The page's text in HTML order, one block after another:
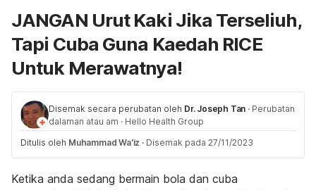
JANGAN Urut Kaki Jika Terseliuh,
Tapi Cuba Guna Kaedah RICE
Untuk Merawatnya!
Disemak secara perubatan oleh Dr. Joseph Tan · Perubatan
dalaman atau am · Hello Health Group
Ditulis oleh Muhammad Wa'iz · Disemak pada 27/11/2023
Ketika anda sedang bermain bola dan cuba